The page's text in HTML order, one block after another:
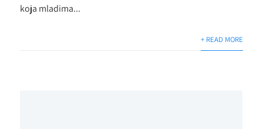
koja mladima...
+ READ MORE